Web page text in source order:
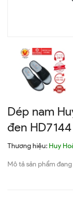
Dép nam
đen
Thương hiệu: Huy
Mô tả sản phẩm